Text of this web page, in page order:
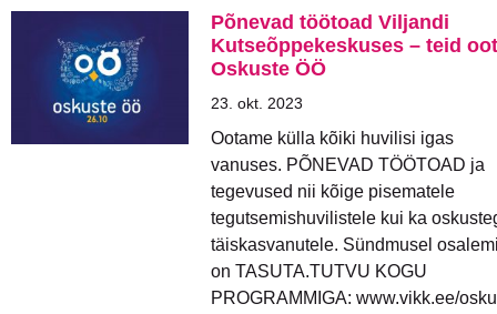
Põnevad töötoad Viljandi
Kutseõppekeskuses – teid
Oskuste ÖÖ
23. okt. 2023
Ootame külla kõiki huvilisi igas
vanuses. PÕNEVAD TÖÖTOAD ja
tegevused nii kõige pisematele
tegutsemishuvilistele kui ka
täiskasvanutele. Sündmusel
on TASUTA.TUTVU KOGU
PROGRAMMIGA: www.vikk.ee/